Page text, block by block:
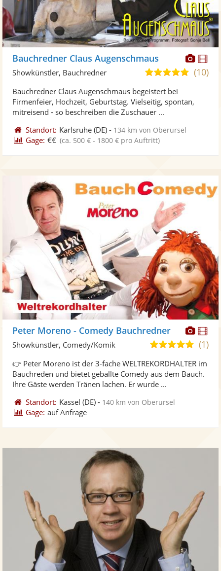
Bauchredner Claus Augenschmaus
4,9
Sternen
(10)
Showkünstler, Bauchredner
Bauchredner Claus Augenschmaus begeistert bei
Firmenfeier, Hochzeit, Geburtstag. Vielseitig, spontan,
mitreisend - so beschreiben die Zuschauer ...
Standort: Karlsruhe (DE) - 134 km von Oberursel
Gage: €€ (ca. 500 € - 1800 € pro Auftritt)
Fotos
Peter Moreno - Comedy Bauchredner
5,0
5
(1)
Showkünstler, Comedy/Komik
👉 Peter Moreno ist der 3-fache WELTREKORDHALTER im
Bauchreden und bietet geballte Comedy aus dem Bauch.
Ihre Gäste werden Tränen lachen. Er wurde ...
Standort: Kassel (DE) - 140 km von Oberursel
Gage: auf Anfrage